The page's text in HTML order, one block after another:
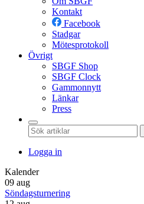
Kontakt
Facebook
Stadgar
Mötesprotokoll
Övrigt
SBGF Shop
SBGF Clock
Gammonnytt
Länkar
Press
Logga in
Kalender
09 aug
Söndagsturnering